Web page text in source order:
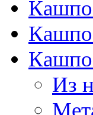
Кашпо
Кашпо
Из